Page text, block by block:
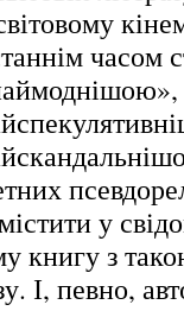
часом
у
книгу з
І, певно,